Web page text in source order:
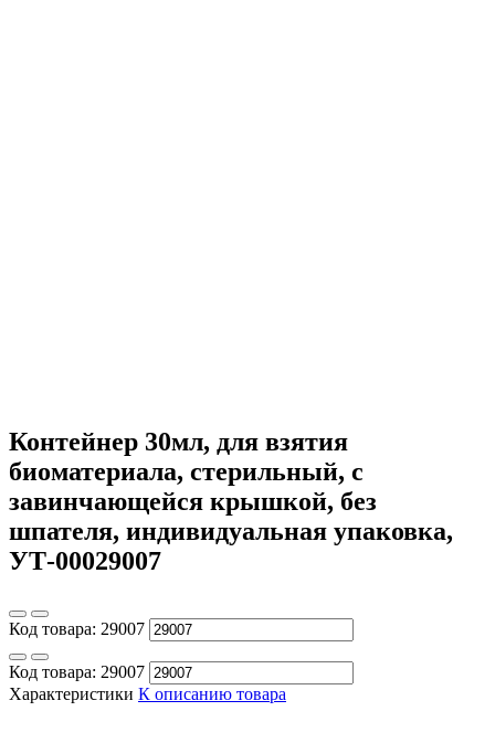
Контейнер 30мл, для взятия
биоматериала, стерильный, с
завинчающейся крышкой, без
шпателя, индивидуальная упаковка,
УТ-00029007
Код товара: 29007
Код товара: 29007
Характеристики К описанию товара